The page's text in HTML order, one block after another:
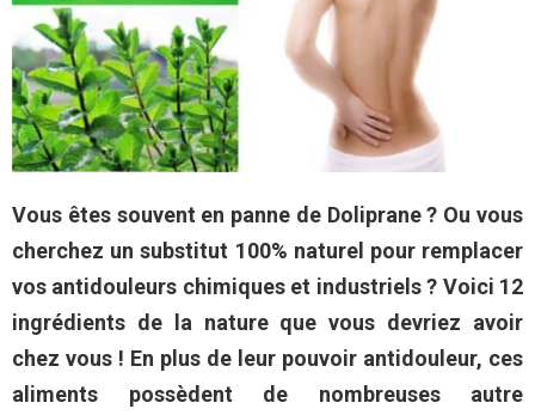
Vous êtes souvent en panne de Doliprane ? Ou vous
cherchez un substitut 100% naturel pour remplacer
vos antidouleurs chimiques et industriels ? Voici 12
ingrédients de la nature que vous devriez avoir
chez vous ! En plus de leur pouvoir antidouleur, ces
aliments possèdent de nombreuses autre